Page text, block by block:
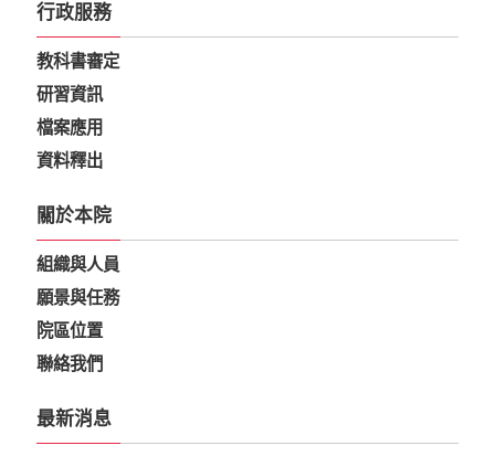
行政服務
教科書審定
研習資訊
檔案應用
資料釋出
關於本院
組織與人員
願景與任務
院區位置
聯絡我們
最新消息